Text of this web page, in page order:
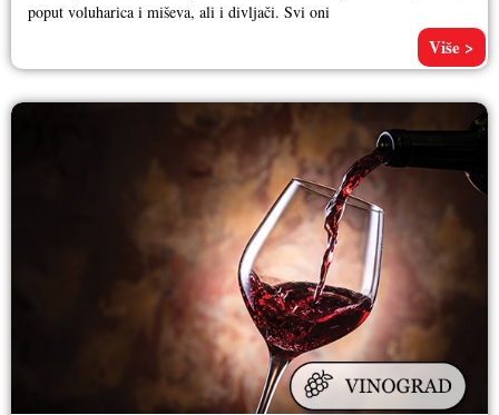
poput voluharica i miševa, ali i divljači. Svi oni
Više >